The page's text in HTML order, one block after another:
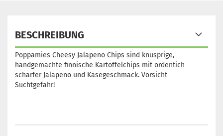
BESCHREIBUNG
Poppamies Cheesy Jalapeno Chips sind knusprige,
handgemachte finnische Kartoffelchips mit ordentich
scharfer Jalapeno und Käsegeschmack. Vorsicht
Suchtgefahr!